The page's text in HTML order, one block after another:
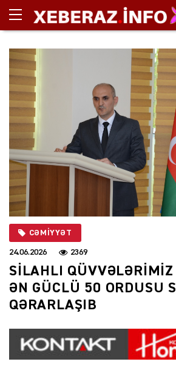
CƏMIYYƏT
24.06.2026 2369
SİLAHLI QÜVVƏLƏRİMİZ
ƏN GÜCLÜ 50 ORDUSU
QƏRARLAŞIB